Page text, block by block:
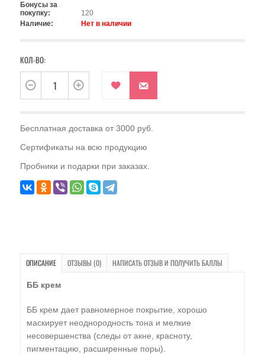
Бонусы за
покупку:
120
Наличие:
Нет в наличии
КОЛ-ВО:
Бесплатная доставка от 3000 руб.
Сертификаты на всю продукцию
Пробники и подарки при заказах.
ОПИСАНИЕ ОТЗЫВЫ (0) НАПИСАТЬ ОТЗЫВ И ПОЛУЧИТЬ БАЛЛЫ
ББ крем
ББ крем дает равномерное покрытие, хорошо
маскирует неоднородность тона и мелкие
несовершенства (следы от акне, красноту,
пигментацию, расширенные поры).